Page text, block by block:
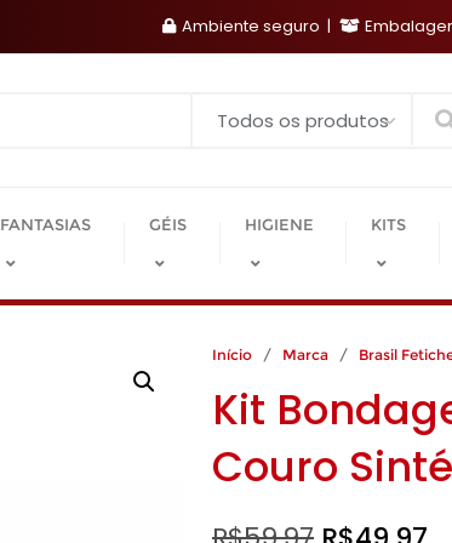
Ambiente seguro
FANTASIAS GÉIS HIGIENE KITS
Início / Marca / Brasil
Kit
Couro